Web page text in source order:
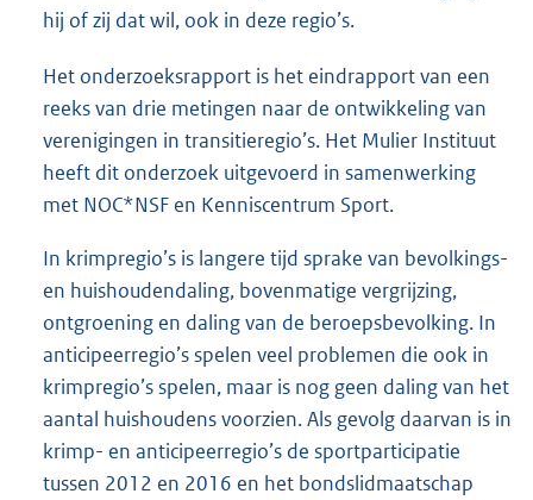
hij of zij dat wil, ook in deze regio’s.
Het onderzoeksrapport is het eindrapport van een
reeks van drie metingen naar de ontwikkeling van
verenigingen in transitieregio’s. Het Mulier Instituut
heeft dit onderzoek uitgevoerd in samenwerking
met NOC*NSF en Kenniscentrum Sport.
In krimpregio’s is langere tijd sprake van bevolkings-
en huishoudendaling, bovenmatige vergrijzing,
ontgroening en daling van de beroepsbevolking. In
anticipeerregio’s spelen veel problemen die ook in
krimpregio’s spelen, maar is nog geen daling van het
aantal huishoudens voorzien. Als gevolg daarvan is in
krimp- en anticipeerregio’s de sportparticipatie
tussen 2012 en 2016 en het bondslidmaatschap